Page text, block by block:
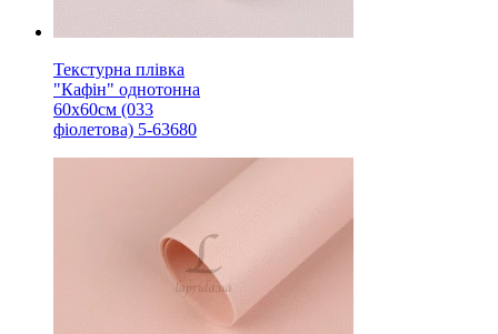
Текстурна плівка
"Кафін" однотонна
60х60см (033
фіолетова) 5-63680